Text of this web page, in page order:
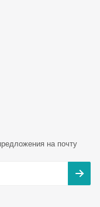
на почту